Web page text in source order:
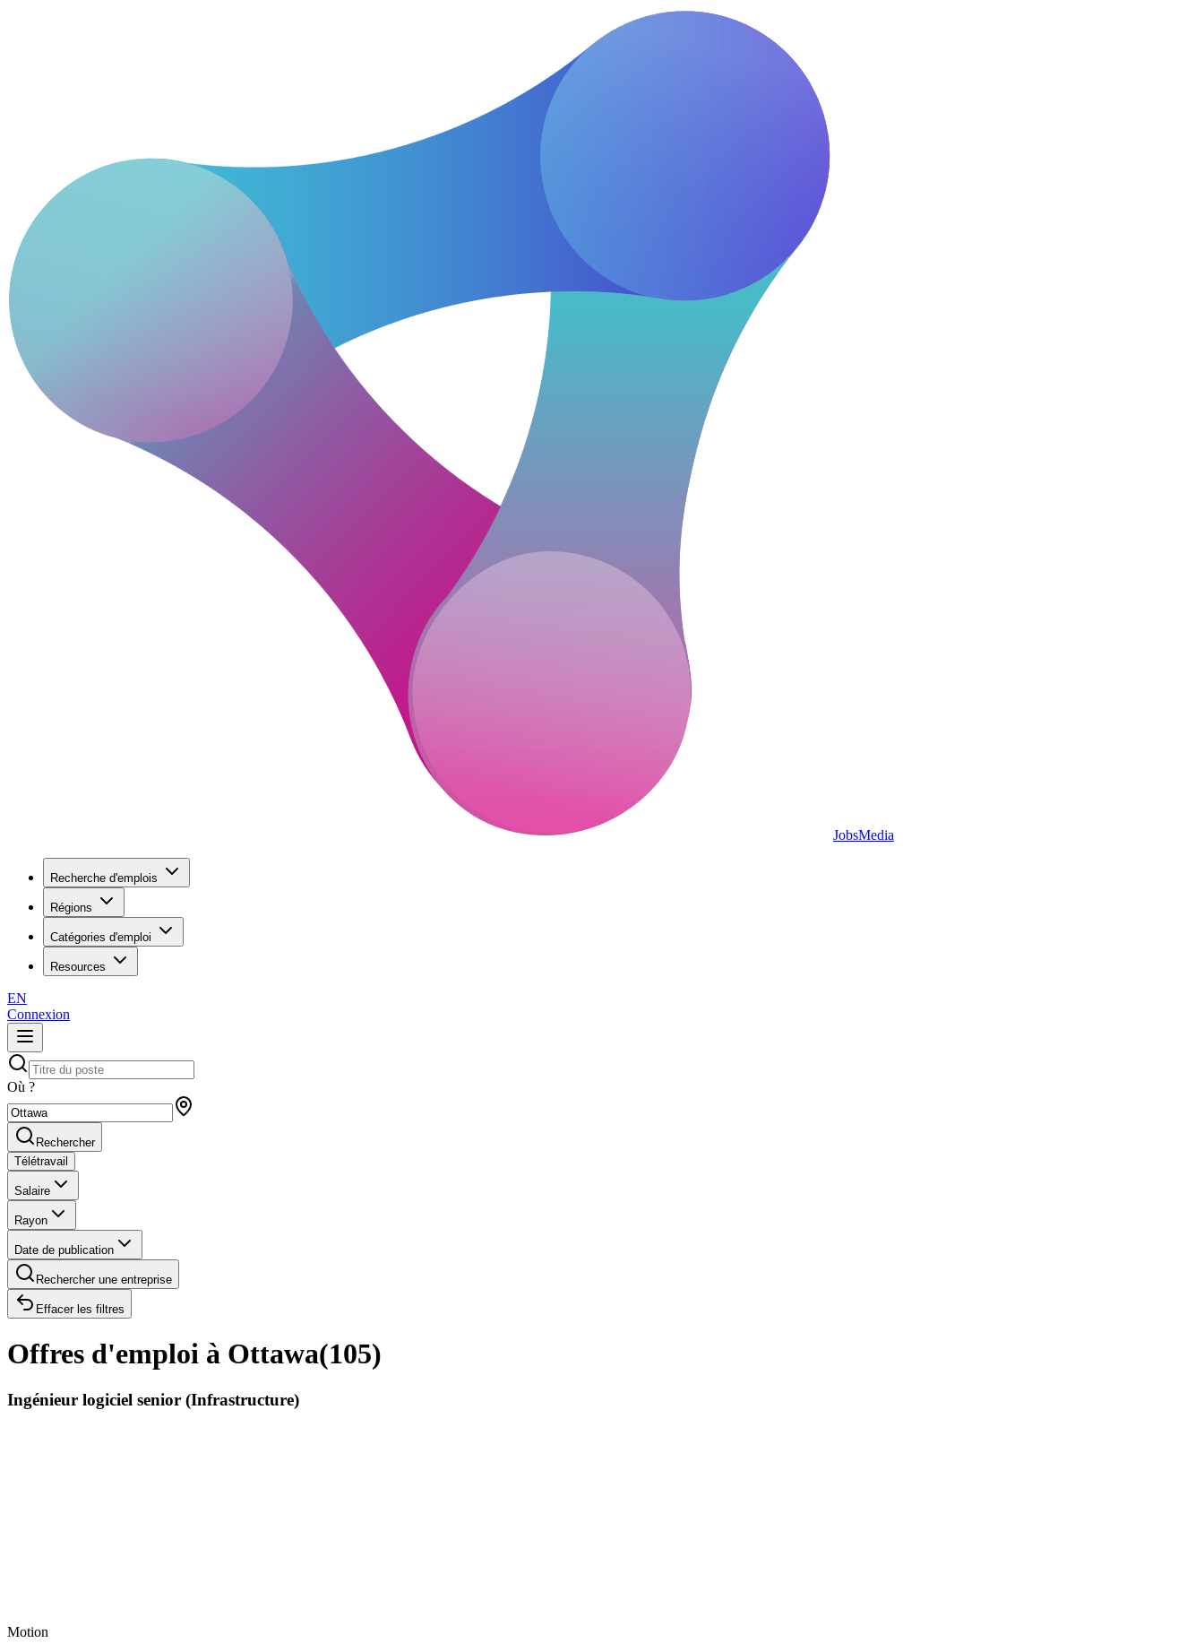
JobsMedia
Recherche d'emplois
Régions
Catégories d'emploi
Resources
EN
Connexion
Où ?
Rechercher
Télétravail
Salaire
Rayon
Date de publication
Rechercher une entreprise
Effacer les filtres
Offres d'emploi à Ottawa(105)
Ingénieur logiciel senior (Infrastructure)
Motion